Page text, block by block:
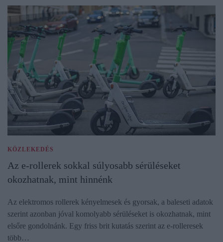
KÖZLEKEDÉS
Az e-rollerek sokkal súlyosabb sérüléseket
okozhatnak, mint hinnénk
Az elektromos rollerek kényelmesek és gyorsak, a baleseti adatok
szerint azonban jóval komolyabb sérüléseket is okozhatnak, mint
elsőre gondolnánk. Egy friss brit kutatás szerint az e-rolleresek
több…